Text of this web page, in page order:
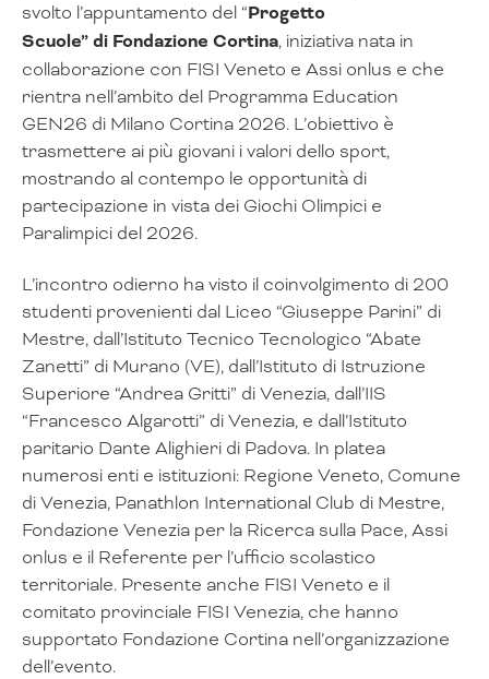
svolto l’appuntamento del “Progetto
Scuole” di Fondazione Cortina, iniziativa nata in
collaborazione con FISI Veneto e Assi onlus e che
rientra nell’ambito del Programma Education
GEN26 di Milano Cortina 2026. L’obiettivo è
trasmettere ai più giovani i valori dello sport,
mostrando al contempo le opportunità di
partecipazione in vista dei Giochi Olimpici e
Paralimpici del 2026.
L’incontro odierno ha visto il coinvolgimento di 200
studenti provenienti dal Liceo “Giuseppe Parini” di
Mestre, dall’Istituto Tecnico Tecnologico “Abate
Zanetti” di Murano (VE), dall’Istituto di Istruzione
Superiore “Andrea Gritti” di Venezia, dall’IIS
“Francesco Algarotti” di Venezia, e dall’Istituto
paritario Dante Alighieri di Padova. In platea
numerosi enti e istituzioni: Regione Veneto, Comune
di Venezia, Panathlon International Club di Mestre,
Fondazione Venezia per la Ricerca sulla Pace, Assi
onlus e il Referente per l’ufficio scolastico
territoriale. Presente anche FISI Veneto e il
comitato provinciale FISI Venezia, che hanno
supportato Fondazione Cortina nell’organizzazione
dell’evento.